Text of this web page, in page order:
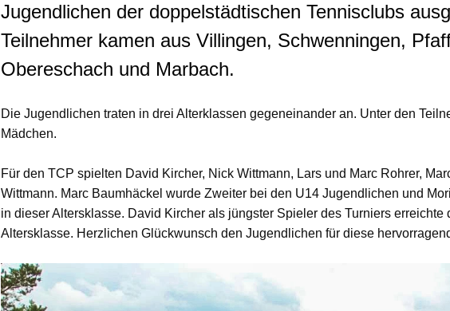
Jugendlichen der doppelstädtischen Tennisclubs
Teilnehmer kamen aus Villingen, Schwenningen,
Obereschach und Marbach.
Die Jugendlichen traten in drei Alterklassen gegeneinander an. Unter den
Mädchen.
Für den TCP spielten David Kircher, Nick Wittmann, Lars und Marc Rohrer,
Wittmann. Marc Baumhäckel wurde Zweiter bei den U14 Jugendlichen und
in dieser Altersklasse. David Kircher als jüngster Spieler des Turniers erreichte
Altersklasse. Herzlichen Glückwunsch den Jugendlichen für diese